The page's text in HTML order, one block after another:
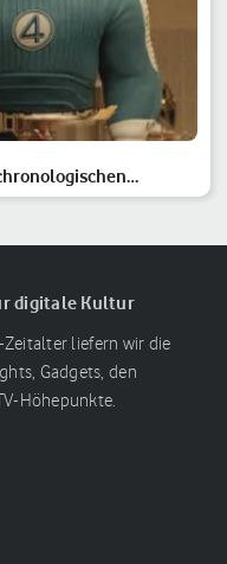
digitale Kultur
Zeitalter liefern wir die
Gadgets, den
Höhepunkte.